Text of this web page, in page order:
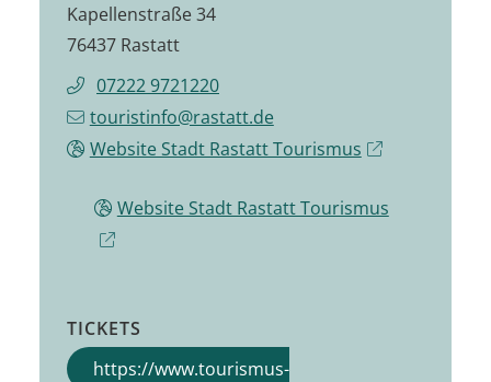
Kapellenstraße 34
76437 Rastatt
07222 9721220
touristinfo@rastatt.de
Website Stadt Rastatt Tourismus
Website Stadt Rastatt Tourismus
TICKETS
https://www.tourismus-